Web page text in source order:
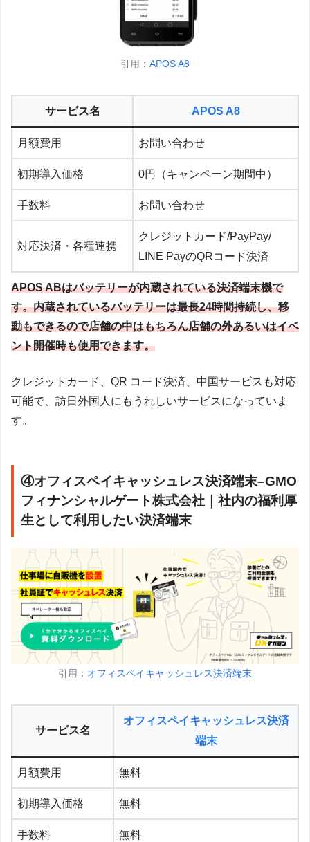
引用： APOS A8
サービス名 APOS A8
月額費用 お問い合わせ
初期導入価格 0円（キャンペーン期間中）
手数料 お問い合わせ
対応決済・各種連携
クレジットカード/PayPay/
LINE PayのQRコード決済
APOS ABはバッテリーが内蔵されている決済端末機で
す。内蔵されているバッテリーは最長24時間持続し、移
動もできるので店舗の中はもちろん店舗の外あるいはイベ
ント開催時も使用できます。
クレジットカード、QR コード決済、中国サービスも対応
可能で、訪日外国人にもうれしいサービスになっていま
す。
④オフィスペイキャッシュレス決済端末–GMO
フィナンシャルゲート株式会社｜社内の福利厚
生として利用したい決済端末
引用： オフィスペイキャッシュレス決済端末
サービス名
オフィスペイキャッシュレス決済
端末
月額費用 無料
初期導入価格 無料
手数料 無料